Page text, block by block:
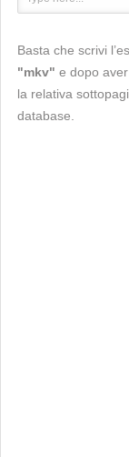
Basta che scrivi
"mkv" e dopo
la relativa
database.